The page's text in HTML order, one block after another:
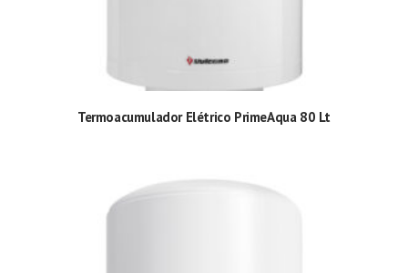
Termoacumulador Elétrico PrimeAqua 80 Lt